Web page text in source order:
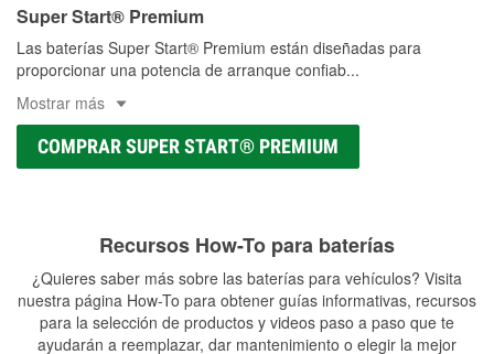
Super Start® Premium
Las baterías Super Start® Premium están diseñadas para
proporcionar una potencia de arranque confiab...
Mostrar más
COMPRAR SUPER START® PREMIUM
Recursos How-To para baterías
¿Quieres saber más sobre las baterías para vehículos? Visita
nuestra página How-To para obtener guías informativas, recursos
para la selección de productos y videos paso a paso que te
ayudarán a reemplazar, dar mantenimiento o elegir la mejor